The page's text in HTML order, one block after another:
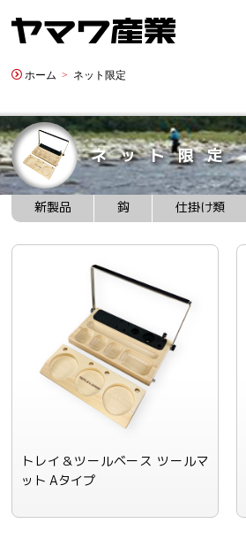
ホーム ネット限定
ネット限定
新製品 鈎 仕掛け類
トレイ＆ツールベース ツールマ
ット Aタイプ